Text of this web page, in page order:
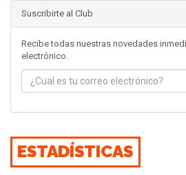
Suscribirte al Club
Recibe todas nuestras novedades
electrónico.
ESTADÍSTICAS